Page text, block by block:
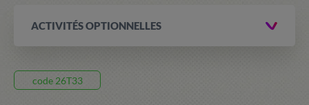
ACTIVITÉS OPTIONNELLES
code 26T33